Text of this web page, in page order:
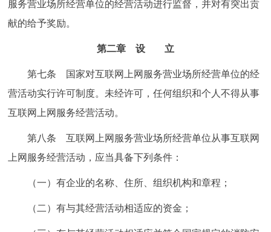
服务营业场所经营单位的经营活动进行监督，并对有突出贡
献的给予奖励。
第二章 设 立
第七条 国家对互联网上网服务营业场所经营单位的经
营活动实行许可制度。未经许可，任何组织和个人不得从事
互联网上网服务经营活动。
第八条 互联网上网服务营业场所经营单位从事互联网
上网服务经营活动，应当具备下列条件：
（一）有企业的名称、住所、组织机构和章程；
（二）有与其经营活动相适应的资金；